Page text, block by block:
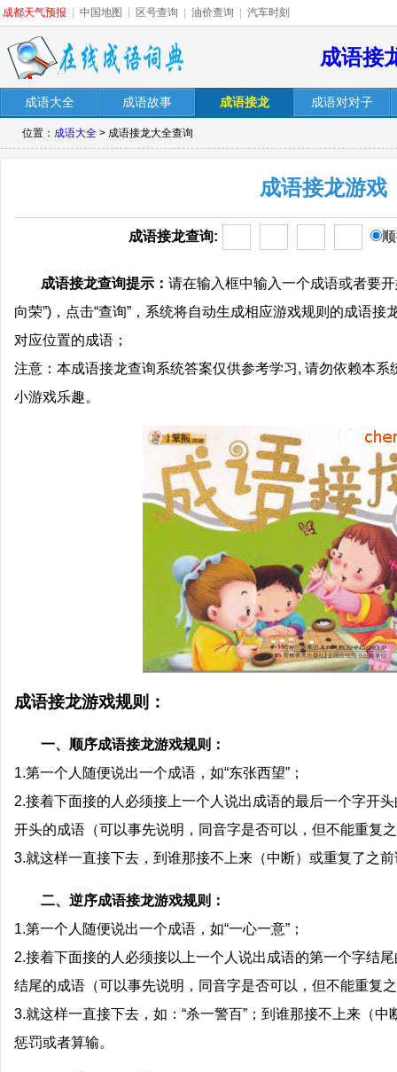
成都天气预报 中国地图 区号查询 油价查询 汽车时刻
成语接
成语大全 成语故事 成语接龙 成语对对子
位置： 成语大全 > 成语接龙大全查询
成语接龙游戏
成语接龙查询:
成语接龙查询提示： 请在输入框中输入一个成语或者要
向荣”)，点击“查询”，系统将自动生成相应游戏规则的成语
对应位置的成语；
注意：本成语接龙查询系统答案仅供参考学习, 请勿依赖本
小游戏乐趣。
成语接龙游戏规则：
一、顺序成语接龙游戏规则：
1.第一个人随便说出一个成语，如“东张西望”；
2.接着下面接的人必须接上一个人说出成语的最后一个字开头
开头的成语（可以事先说明，同音字是否可以，但不能重复
3.就这样一直接下去，到谁那接不上来（中断）或重复了之
二、逆序成语接龙游戏规则：
1.第一个人随便说出一个成语，如“一心一意”；
2.接着下面接的人必须接以上一个人说出成语的第一个字结尾
结尾的成语（可以事先说明，同音字是否可以，但不能重复
3.就这样一直接下去，如：“杀一警百”；到谁那接不上来（
惩罚或者算输。